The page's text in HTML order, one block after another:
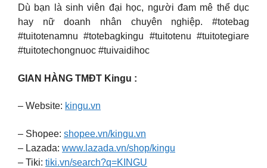
Dù bạn là sinh viên đại học, người đam mê thể dục
hay nữ doanh nhân chuyên nghiệp. #totebag
#tuitotenamnu #totebagkingu #tuitotenu #tuitotegiare
#tuitotechongnuoc #tuivaidihoc
GIAN HÀNG TMĐT Kingu :
– Website: kingu.vn
– Shopee: shopee.vn/kingu.vn
– Lazada: www.lazada.vn/shop/kingu
– Tiki: tiki.vn/search?q=KINGU